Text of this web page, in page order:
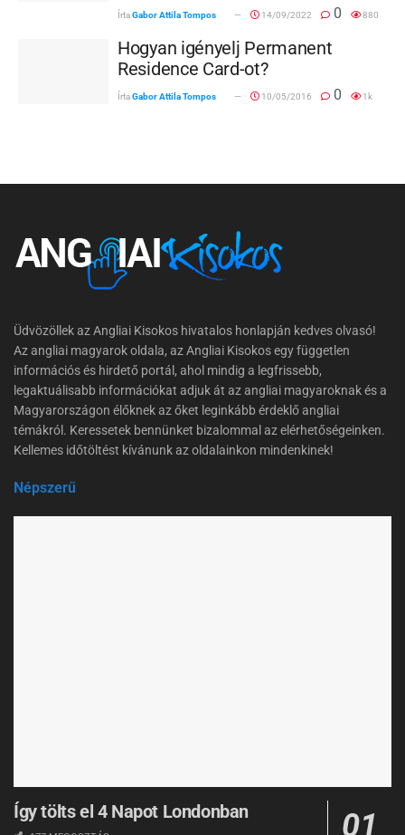
ÍrtaGabor Attila Tompos 14/09/2022 0 880
Hogyan igényelj Permanent
Residence Card-ot?
ÍrtaGabor Attila Tompos 10/05/2016 0 1k
Üdvözöllek az Angliai Kisokos hivatalos honlapján kedves olvasó!
Az angliai magyarok oldala, az Angliai Kisokos egy független
információs és hirdető portál, ahol mindig a legfrissebb,
legaktuálisabb információkat adjuk át az angliai magyaroknak és a
Magyarországon élőknek az őket leginkább érdeklő angliai
témákról. Keressetek bennünket bizalommal az elérhetőségeinken.
Kellemes időtöltést kívánunk az oldalainkon mindenkinek!
Népszerű
Így tölts el 4 Napot Londonban